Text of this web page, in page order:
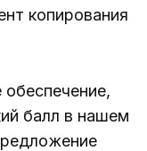
копирования
балл в нашем